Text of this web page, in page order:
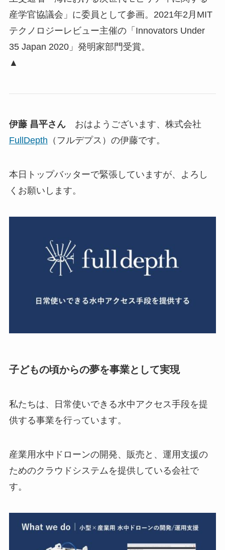
産学官協議会」に委員として参画。2021年2月MIT
テクノロジーレビュー主催の「Innovators Under
35 Japan 2020」発明家部門受賞。
▲
伊藤 昌平さんおはようございます、株式会社
FullDepth （フルデプス）の伊藤です。
本日トップバッターで緊張していますが、よろし
くお願いします。
子どもの頃からの夢を事業として実現
私たちは、日常使いできる水中アクセス手段を提
供する事業を行っています。
産業用水中ドローンの開発、販売と、運用支援の
ためのクラウドシステムを提供している会社で
す。